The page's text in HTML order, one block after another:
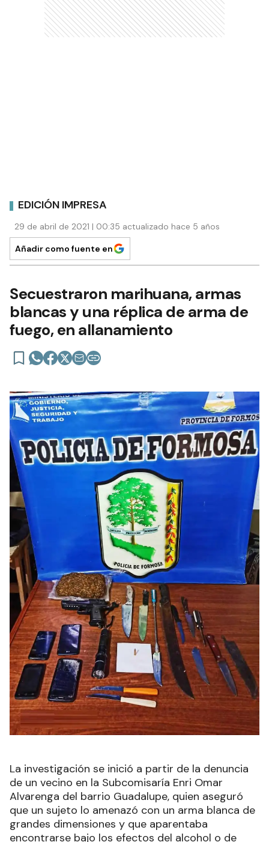
EDICIÓN IMPRESA
29 de abril de 2021 | 00:35 actualizado hace 5 años
Añadir como fuente en
Secuestraron marihuana, armas
blancas y una réplica de arma de
fuego, en allanamiento
La investigación se inició a partir de la denuncia
de un vecino en la Subcomisaría Enri Omar
Alvarenga del barrio Guadalupe, quien aseguró
que un sujeto lo amenazó con un arma blanca de
grandes dimensiones y que aparentaba
encontrarse bajo los efectos del alcohol o de